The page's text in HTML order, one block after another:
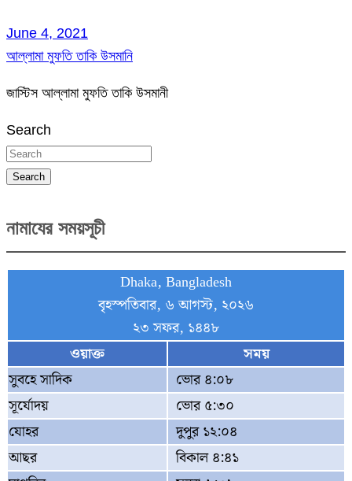
June 4, 2021
আল্লামা মুফতি তাকি উসমানি
জাস্টিস আল্লামা মুফতি তাকি উসমানী
Search
Search
নামাযের সময়সূচী
Dhaka, Bangladesh
বৃহস্পতিবার, ৬ আগস্ট, ২০২৬
২৩ সফর, ১৪৪৮
ওয়াক্ত
সময়
সুবহে সাদিক
ভোর ৪:০৮
সূর্যোদয়
ভোর ৫:৩০
যোহর
দুপুর ১২:০৪
আছর
বিকাল ৪:৪১